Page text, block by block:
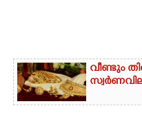
വീണ്ടും